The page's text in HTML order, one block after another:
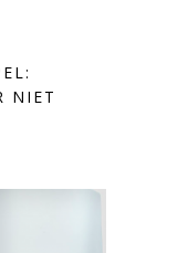
NIET